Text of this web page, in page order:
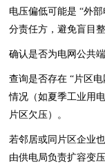
电压偏低可能是 “外
分责任方，避免盲目整
确认是否为电网公共
查询是否存在 “片区
情况（如夏季工业用
片区欠压）。
若邻居或同片区企业
由供电局负责扩容变